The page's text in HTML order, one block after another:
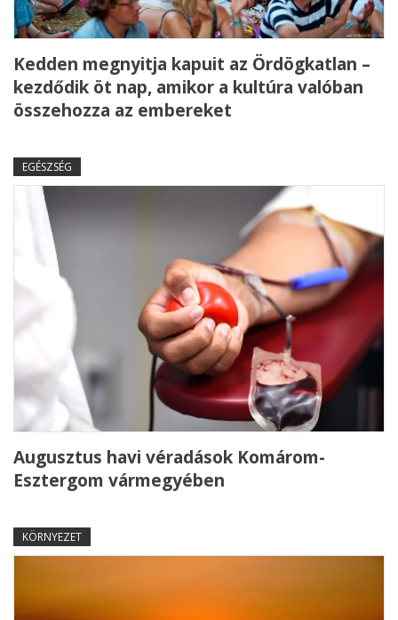
Kedden megnyitja kapuit az Ördögkatlan –
kezdődik öt nap, amikor a kultúra valóban
összehozza az embereket
EGÉSZSÉG
Augusztus havi véradások Komárom-
Esztergom vármegyében
KÖRNYEZET